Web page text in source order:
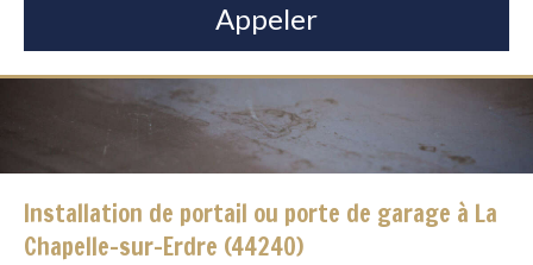
Appeler
Installation de portail ou porte de garage à La
Chapelle-sur-Erdre (44240)